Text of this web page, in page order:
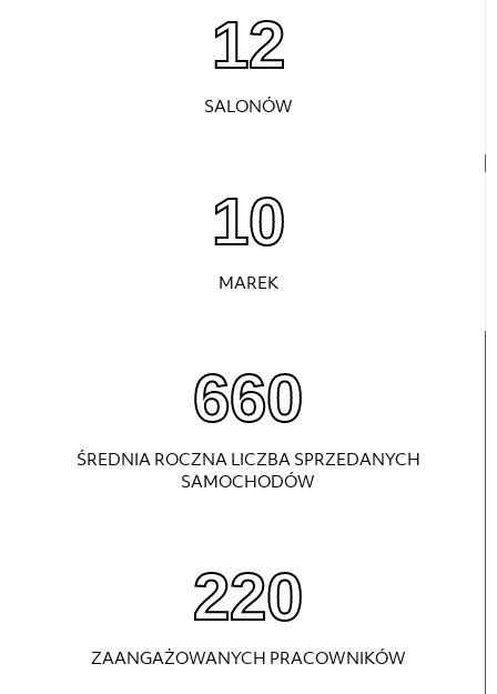
12
SALONÓW
10
MAREK
880
ŚREDNIA ROCZNA LICZBA SPRZEDANYCH
SAMOCHODÓW
220
ZAANGAŻOWANYCH PRACOWNIKÓW